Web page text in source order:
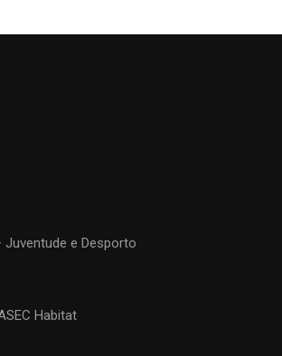
Juventude e Desporto
Habitat